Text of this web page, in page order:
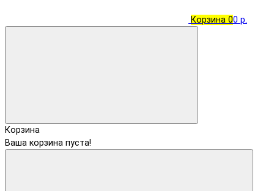
Корзина 00 р.
Корзина
Ваша корзина пуста!